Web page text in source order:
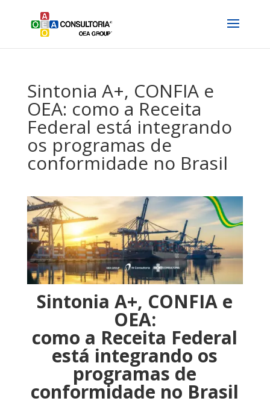
Sintonia A+, CONFIA e
OEA: como a Receita
Federal está integrando
os programas de
conformidade no Brasil
Sintonia A+, CONFIA e
OEA:
como a Receita Federal
está integrando os
programas de
conformidade no Brasil